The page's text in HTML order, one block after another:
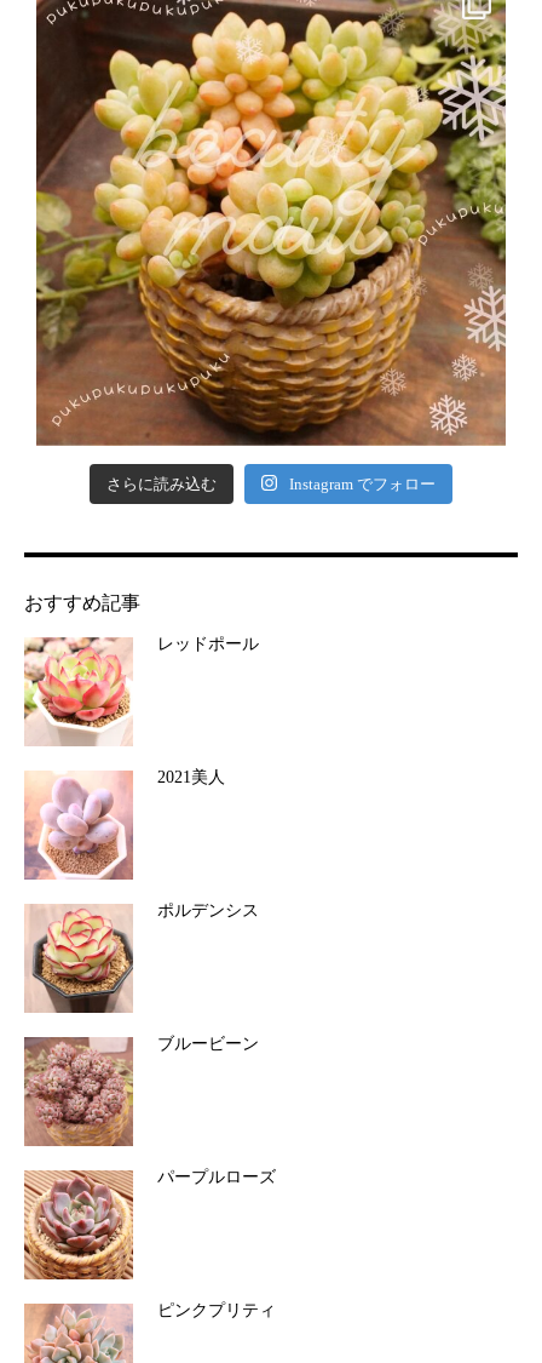
さらに読み込む Instagram でフォロー
おすすめ記事
レッドポール
2021美人
ポルデンシス
ブルービーン
パープルローズ
ピンクプリティ